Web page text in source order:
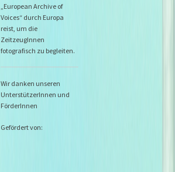
„European Archive of
Voices“ durch Europa
reist, um die
ZeitzeugInnen
fotografisch zu begleiten.
Wir danken unseren
UnterstützerInnen und
FörderInnen
Gefördert von: